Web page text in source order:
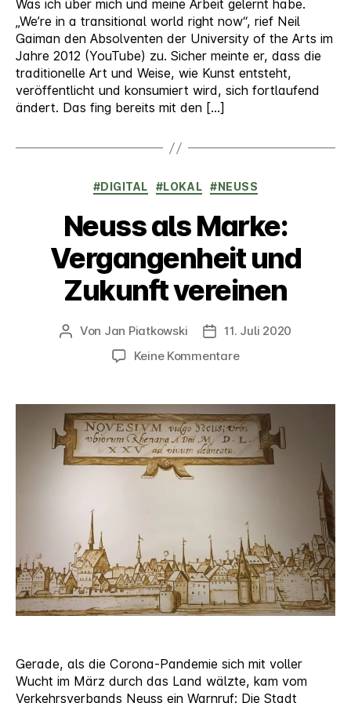
Was ich über mich und meine Arbeit gelernt habe.
„We’re in a transitional world right now“, rief Neil
Gaiman den Absolventen der University of the Arts im
Jahre 2012 (YouTube) zu. Sicher meinte er, dass die
traditionelle Art und Weise, wie Kunst entsteht,
veröffentlicht und konsumiert wird, sich fortlaufend
ändert. Das fing bereits mit den […]
Kategorien
#DIGITAL #LOKAL #NEUSS
Neuss als Marke:
Vergangenheit und
Zukunft vereinen
Beitragsautor
Von Jan Piatkowski Veröffentlichungsdatum
11. Juli 2020
Keine Kommentarezu
Marke:
Vergangenheit
und
Zukunft
Gerade, als die Corona-Pandemie sich mit voller
Wucht im März durch das Land wälzte, kam vom
Verkehrsverbands Neuss ein Warnruf: Die Stadt